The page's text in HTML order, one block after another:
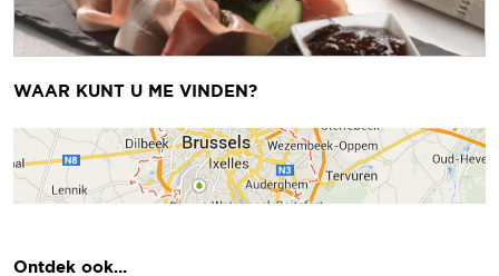
WAAR KUNT U ME VINDEN?
Ontdek ook...